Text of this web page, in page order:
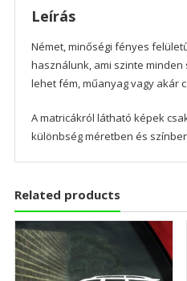
Leírás
Német, minőségi fényes
használunk, ami szinte
lehet fém, műanyag vagy akár
A matricákról látható képek
különbség méretben és
Related products